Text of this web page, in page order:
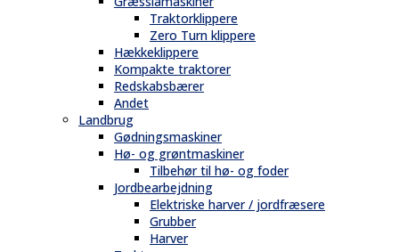
Traktorklippere
Zero Turn klippere
Hækkeklippere
Kompakte traktorer
Redskabsbærer
Andet
Landbrug
Gødningsmaskiner
Hø- og grøntmaskiner
Tilbehør til hø- og foder
Jordbearbejdning
Elektriske harver / jordfræsere
Grubber
Harver